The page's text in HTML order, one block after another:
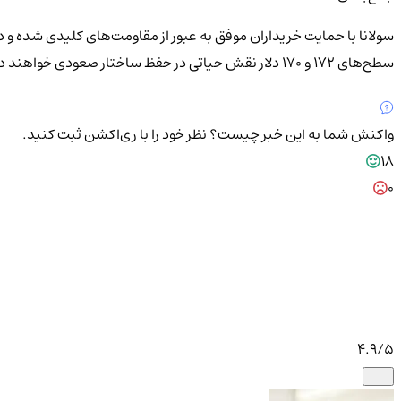
سطح‌های ۱۷۲ و ۱۷۰ دلار نقش حیاتی در حفظ ساختار صعودی خواهند داشت.
واکنش شما به این خبر چیست؟نظر خود را با ری‌اکشن ثبت کنید.
18
0
4.9/5